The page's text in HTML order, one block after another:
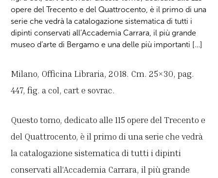
opere del Trecento e del Quattrocento, è il primo di una
serie che vedrà la catalogazione sistematica di tutti i
dipinti conservati all’Accademia Carrara, il più grande
museo d’arte di Bergamo e una delle più importanti […]
Milano, Officina Libraria, 2018. Cm. 25×30, pag.
447, fig. a col, cart e sovrac.
Questo tomo, dedicato alle 115 opere del Trecento e
del Quattrocento, è il primo di una serie che vedrà
la catalogazione sistematica di tutti i dipinti
conservati all’Accademia Carrara, il più grande